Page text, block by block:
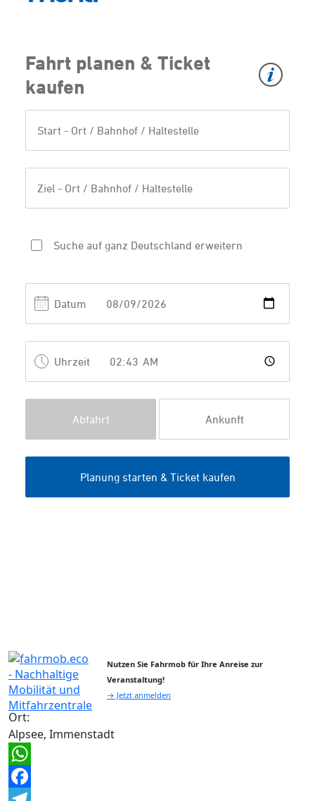
Nutzen Sie Fahrmob für Ihre Anreise zur
Veranstaltung!
→ Jetzt anmelden
Ort:
Alpsee, Immenstadt
WhatsApp